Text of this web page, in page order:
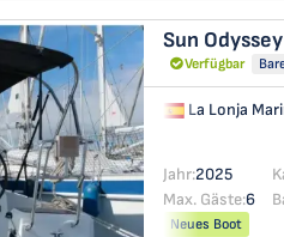
Sun
Verfügbar
La Lonja
Jahr:2025
Max. Gäste:6
Neues Boot